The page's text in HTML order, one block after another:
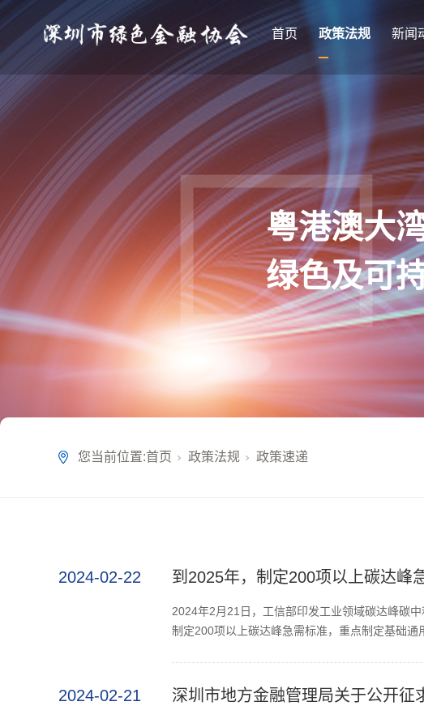
首页 政策法规 新闻
粤港澳大
绿色及可
您当前位置:首页 政策法规 政策速递
2024-02-22 到2025年，制定200项以上碳达峰
2024年2月21日，工信部印发工业领域碳达峰碳
制定200项以上碳达峰急需标准，重点制定基础通
2024-02-21 深圳市地方金融管理局关于公开征